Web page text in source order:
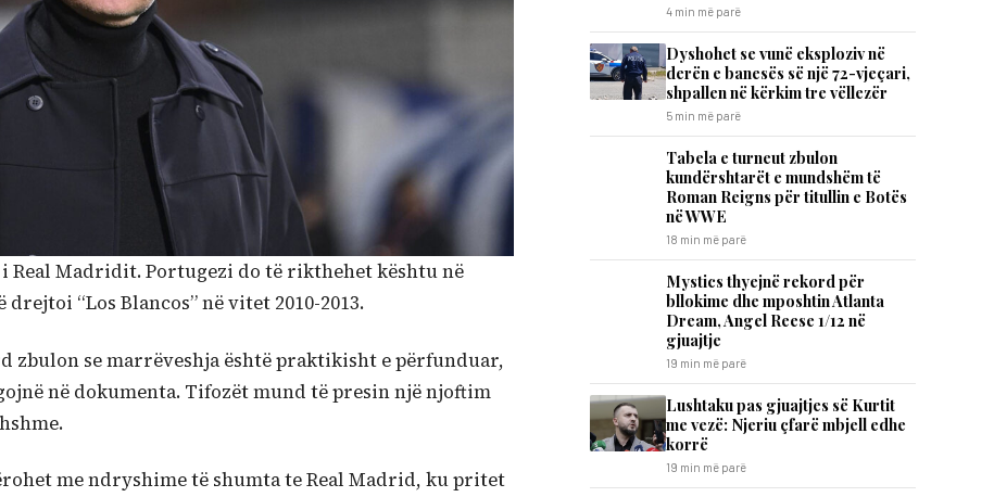
Madridit. Portugezi do të rikthehet kështu në
“Los Blancos” në vitet 2010-2013.
zbulon se marrëveshja është praktikisht e përfunduar,
në dokumenta. Tifozët mund të presin një njoftim
me ndryshime të shumta te Real Madrid, ku pritet
4 min më parë
Dyshohet se vunë eksploziv në
derën e banesës së një 72-vjeçari,
shpallen në kërkim tre vëllezër
5 min më parë
Tabela e turneut zbulon
kundërshtarët e mundshëm të
Roman Reigns për titullin e Botës
në WWE
18 min më parë
Mystics thyejnë rekord për
bllokime dhe mposhtin Atlanta
Dream, Angel Reese 1/12 në
gjuajtje
19 min më parë
​Lushtaku pas gjuajtjes së Kurtit
me vezë: Njeriu çfarë mbjell edhe
korrë
19 min më parë